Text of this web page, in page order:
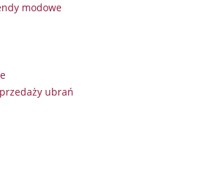
modowe
ubrań